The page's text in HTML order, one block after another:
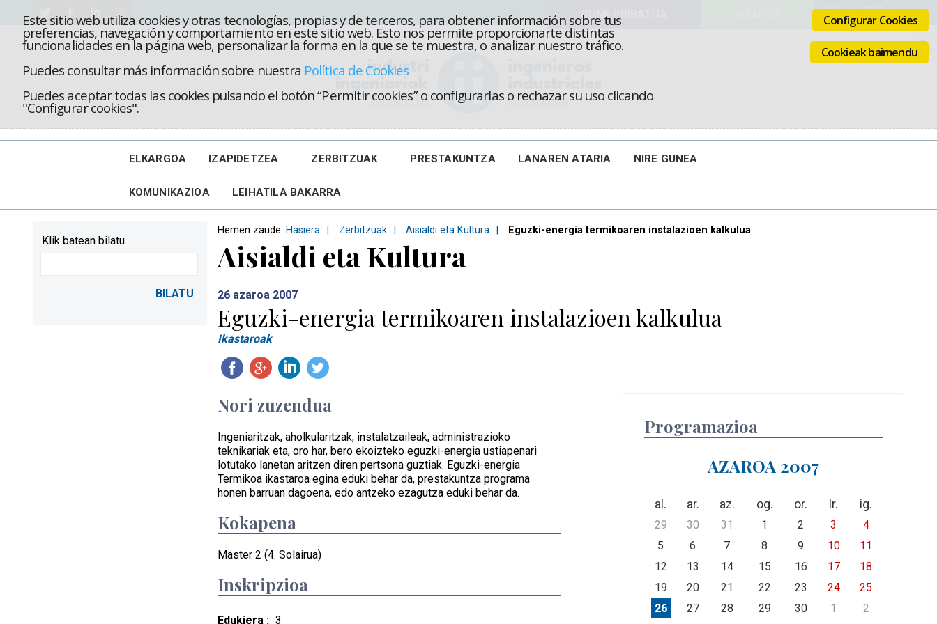
Este sitio web utiliza cookies y otras tecnologías, propias y de terceros, para obtener información sobre tus
preferencias, navegación y comportamiento en este sitio web. Esto nos permite proporcionarte distintas
funcionalidades en la página web, personalizar la forma en la que se te muestra, o analizar nuestro tráfico.
Puedes consultar más información sobre nuestra Política de Cookies
Puedes aceptar todas las cookies pulsando el botón “Permitir cookies” o configurarlas o rechazar su uso clicando
"Configurar cookies".
Configurar Cookies
Cookieak baimendu
ELKARGOA IZAPIDETZEA ZERBITZUAK PRESTAKUNTZA LANAREN ATARIA NIRE GUNEA
KOMUNIKAZIOA LEIHATILA BAKARRA
Hemen zaude: Hasiera Zerbitzuak Aisialdi eta Kultura Eguzki-energia termikoaren instalazioen kalkulua
Aisialdi eta Kultura
26 azaroa 2007
Eguzki-energia termikoaren instalazioen kalkulua
Ikastaroak
Nori zuzendua
Ingeniaritzak, aholkularitzak, instalatzaileak, administrazioko
teknikariak eta, oro har, bero ekoizteko eguzki-energia ustiapenari
lotutako lanetan aritzen diren pertsona guztiak. Eguzki-energia
Termikoa ikastaroa egina eduki behar da, prestakuntza programa
honen barruan dagoena, edo antzeko ezagutza eduki behar da.
Kokapena
Master 2 (4. Solairua)
Programazioa
AZAROA 2007
al. ar. az. og. or. lr. ig.
29 30 31 1 2 3
4
5
6 7 8 9 10
11
12
13 14 15 16 17
18
19
20 21 22 23 24
25
26
27 28 29 30 1
2
Inskripzioa
Edukiera : 3
Klik batean bilatu